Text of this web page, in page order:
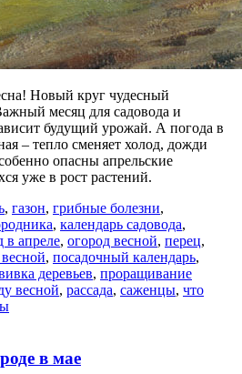
Новый круг чудесный
месяц для садовода и
будущий урожай. А погода в
– тепло сменяет холод, дожди
опасны апрельские
уже в рост растений.
, газон, грибные болезни,
, календарь садовода,
в апреле, огород весной, перец,
, посадочный календарь,
деревьев, проращивание
весной, рассада, саженцы, что
в мае